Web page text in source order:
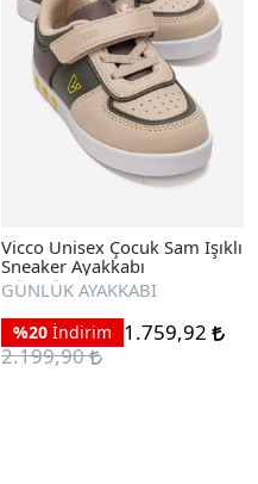
Vicco Unisex Çocuk Sam Işıklı
Sneaker Ayakkabı
GÜNLÜK AYAKKABI
%20 İndirim
1.759,92
2.199,90